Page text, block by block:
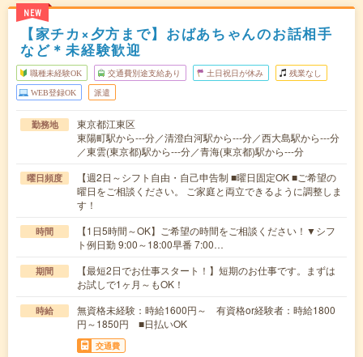
NEW
【家チカ×夕方まで】おばあちゃんのお話相手
など＊未経験歓迎
職種未経験OK 交通費別途支給あり 土日祝日が休み 残業なし
WEB登録OK 派遣
勤務地
東京都江東区
東陽町駅から---分／清澄白河駅から---分／西大島駅から---分
／東雲(東京都)駅から---分／青海(東京都)駅から---分
曜日頻度
【週2日～シフト自由・自己申告制 ■曜日固定OK ■ご希望の
曜日をご相談ください。 ご家庭と両立できるように調整しま
す！
時間
【1日5時間～OK】ご希望の時間をご相談ください！▼シフ
ト例日勤 9:00～18:00早番 7:00…
期間
【最短2日でお仕事スタート！】短期のお仕事です。まずは
お試しで1ヶ月～もOK！
時給
無資格未経験：時給1600円～ 有資格or経験者：時給1800
円～1850円 ■日払いOK
交通費